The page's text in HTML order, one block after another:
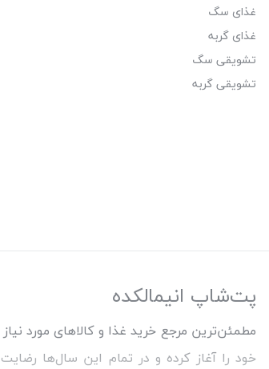
غذای سگ
غذای گربه
تشویقی سگ
تشویقی گربه
پت‌شاپ انیمالکده
خود را آغاز کرده و در تمام این سال‌ها